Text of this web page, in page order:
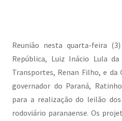
Reunião nesta quarta-feira
República, Luiz Inácio Lula
Transportes, Renan Filho, e da
governador do Paraná,
para a realização do leilão
rodoviário paranaense. Os